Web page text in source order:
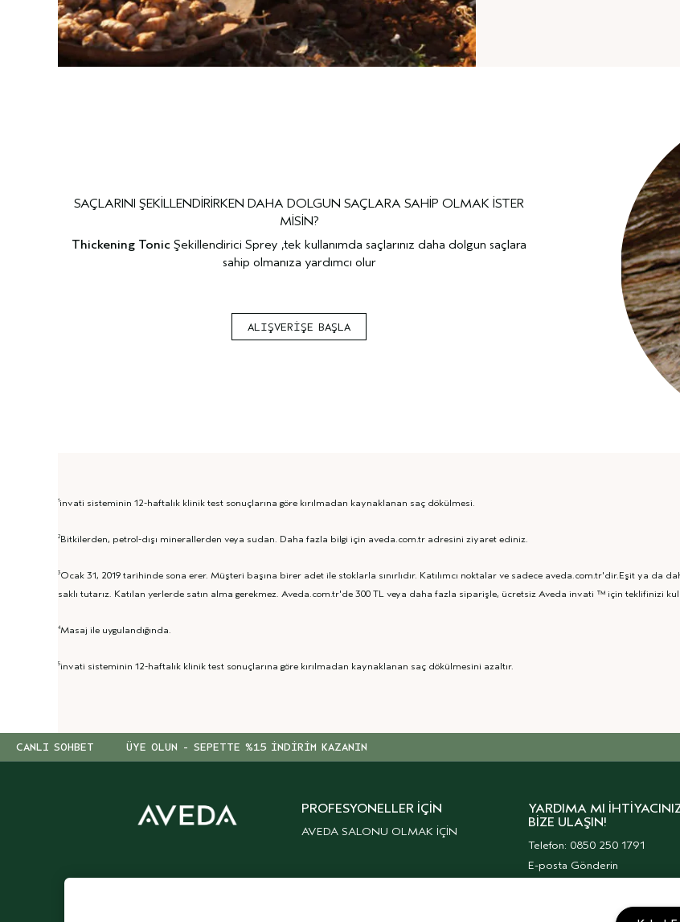
SAÇLARINI ŞEKİLLENDİRİRKEN DAHA DOLGUN SAÇLARA SAHİP OLMAK İSTER
MİSİN?
Thickening Tonic Şekillendirici Sprey ,tek kullanımda saçlarınız daha dolgun saçlara
sahip olmanıza yardımcı olur
ALIŞVERİŞE BAŞLA
1invati sisteminin 12-haftalık klinik test sonuçlarına göre kırılmadan kaynaklanan saç dökülmesi.
2Bitkilerden, petrol-dışı minerallerden veya sudan. Daha fazla bilgi için aveda.com.tr adresini ziyaret ediniz.
3Ocak 31, 2019 tarihinde sona erer. Müşteri başına birer adet ile stoklarla sınırlıdır. Katılımcı noktalar ve sadece aveda.com.tr'dir.Eşit ya da
saklı tutarız. Katılan yerlerde satın alma gerekmez. Aveda.com.tr'de 300 TL veya daha fazla siparişle, ücretsiz Aveda invati ™ için teklifinizi
4Masaj ile uygulandığında.
5invati sisteminin 12-haftalık klinik test sonuçlarına göre kırılmadan kaynaklanan saç dökülmesini azaltır.
CANLI SOHBET ÜYE OLUN - SEPETTE %15 İNDİRİM KAZANIN
PROFESYONELLER İÇIN
AVEDA SALONU OLMAK İÇİN
YARDIMA MI
BIZE ULAŞIN!
Telefon: 0850 250 1791
E-posta Gönderin